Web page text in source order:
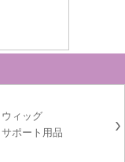
ウィッグ
サポート用品